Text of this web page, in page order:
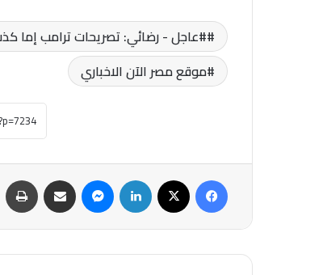
#عاجل - رضائي: تصريحات ترامب إما
موقع مصر الآن الاخباري
فيسبوك لينكدإن ماسنجر مشاركة عبر البريد